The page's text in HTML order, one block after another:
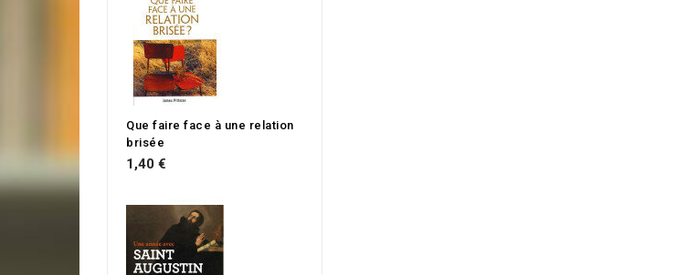
Que faire face à une relation
brisée
1,40 €